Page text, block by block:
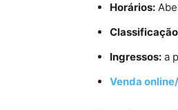
Horários:
Ingressos: a
Venda